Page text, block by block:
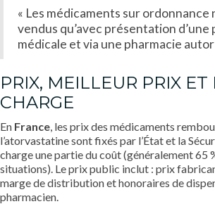
« Les médicaments sur
vendus qu’avec présentation
médicale et via une pharmacie
PRIX, MEILLEUR PRIX ET
CHARGE
En France, les prix des médicaments
l’atorvastatine sont fixés par l’État et la
charge une partie du coût (généralement 65
situations). Le prix public inclut : prix
marge de distribution et honoraires de
pharmacien.